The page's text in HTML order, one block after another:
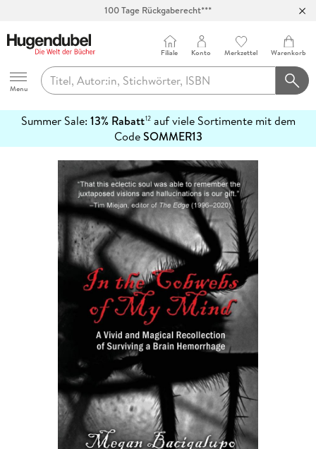
100 Tage Rückgaberecht***
Hugendubel
Menu
Filiale Konto Merkzettel Warenkorb
Summer Sale: 13% Rabatt12auf viele Sortimente mit dem
CodeSOMMER13
erfahren